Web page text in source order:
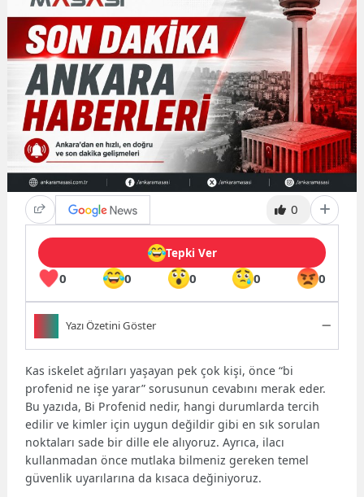
0
0 0 0 0 0
Tepki Ver
Yazı Özetini Göster
Özet bulunamadı.
Kas iskelet ağrıları yaşayan pek çok kişi, önce “bi
profenid ne işe yarar” sorusunun cevabını merak eder.
Bu yazıda, Bi Profenid nedir, hangi durumlarda tercih
edilir ve kimler için uygun değildir gibi en sık sorulan
noktaları sade bir dille ele alıyoruz. Ayrıca, ilacı
kullanmadan önce mutlaka bilmeniz gereken temel
güvenlik uyarılarına da kısaca değiniyoruz.